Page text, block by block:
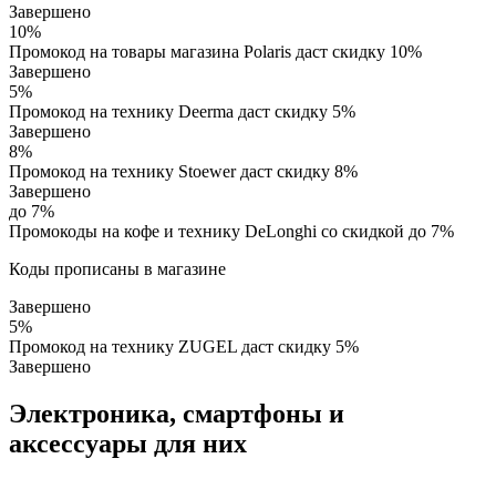
Завершено
10%
Промокод на товары магазина Polaris даст скидку 10%
Завершено
5%
Промокод на технику Deerma даст скидку 5%
Завершено
8%
Промокод на технику Stoewer даст скидку 8%
Завершено
до 7%
Промокоды на кофе и технику DeLonghi со скидкой до 7%
Коды прописаны в магазине
Завершено
5%
Промокод на технику ZUGEL даст скидку 5%
Завершено
Электроника, смартфоны и
аксессуары для них